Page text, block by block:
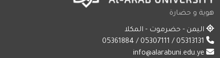
هوية و حضارة
اليمن - حضرموت - المكلا
info@alarabuni.edu.ye